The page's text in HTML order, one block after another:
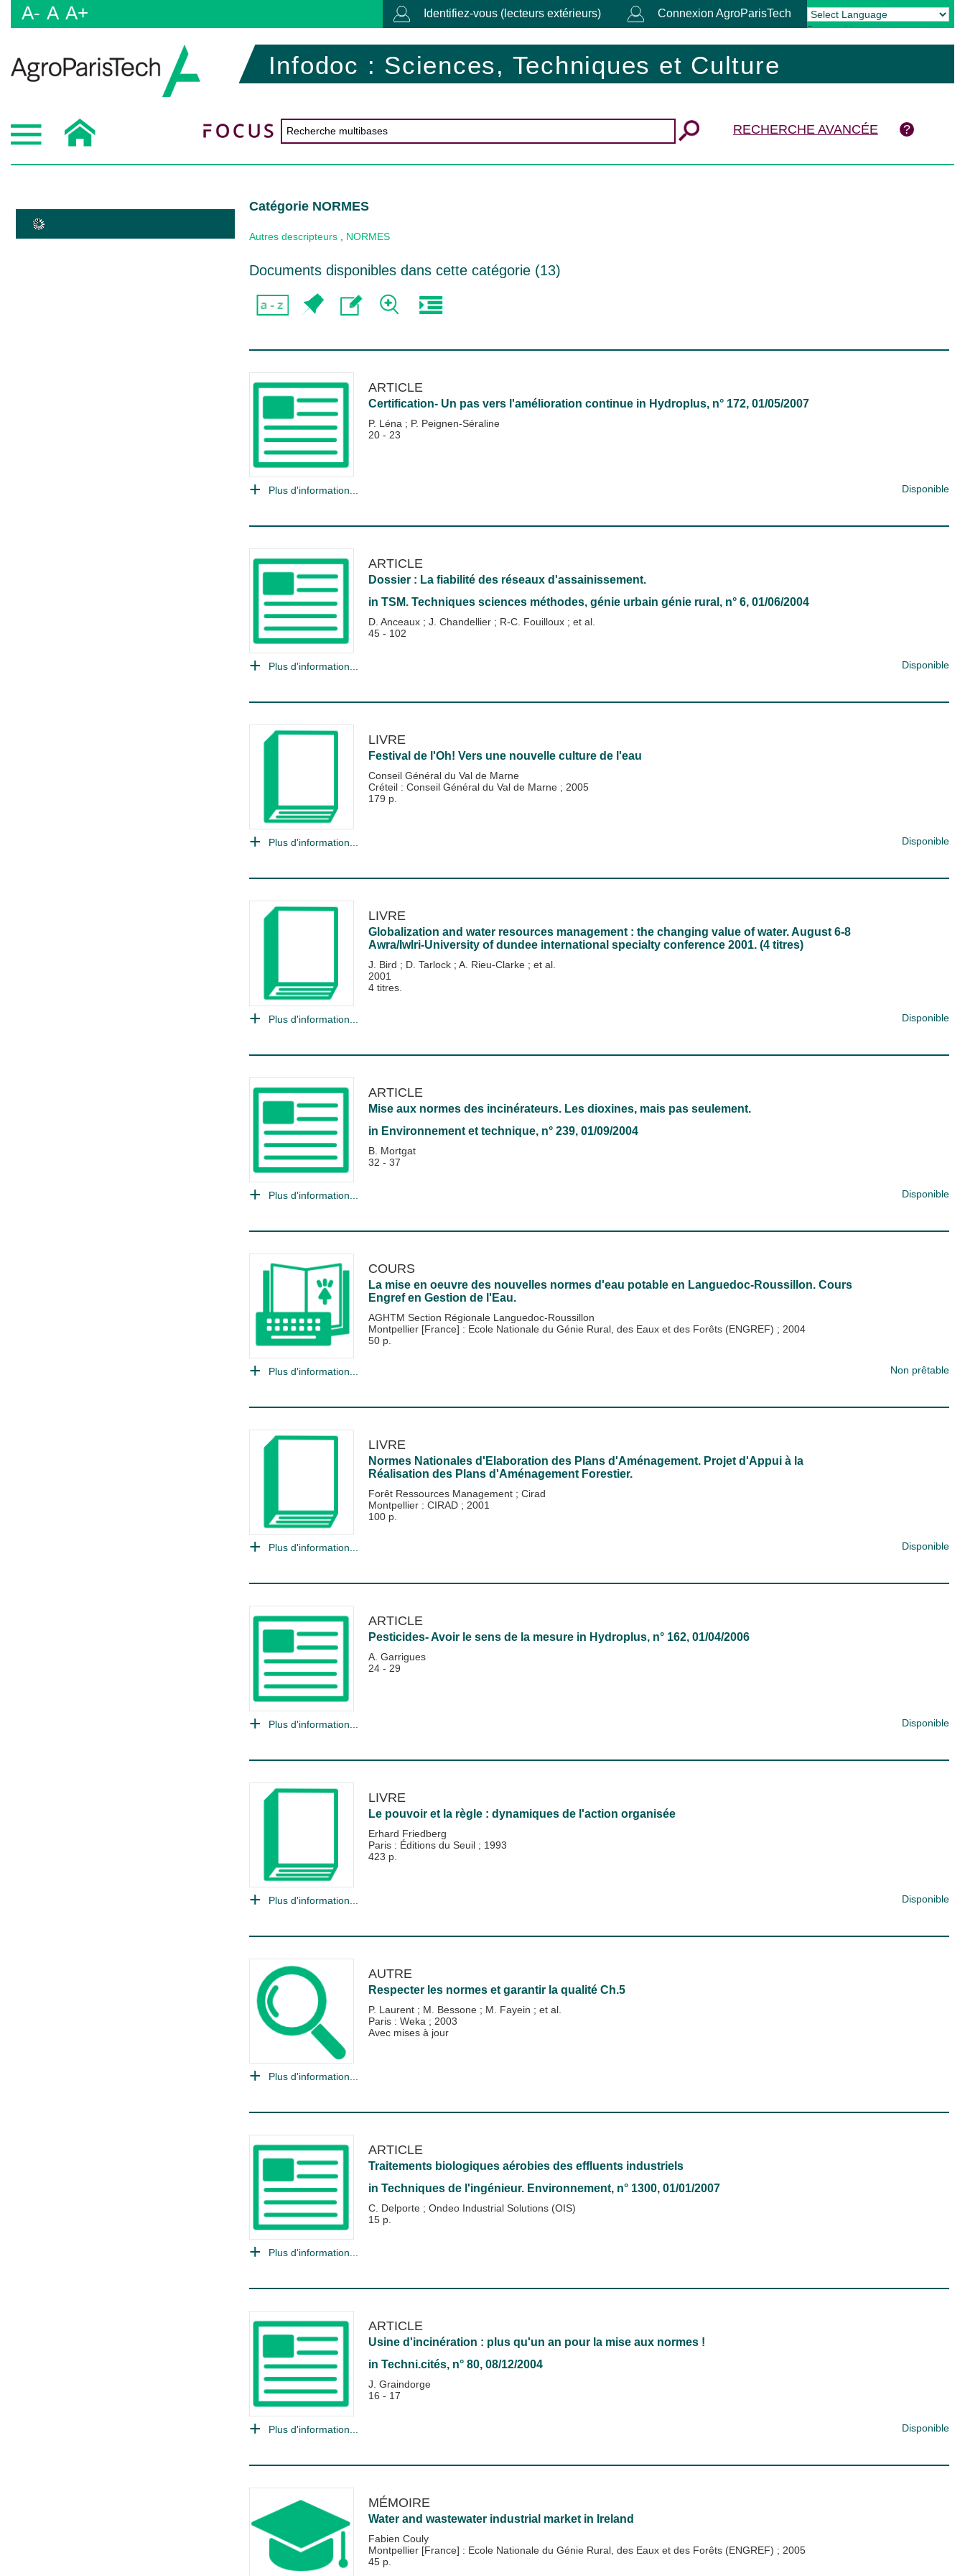
A- A A+ Identifiez-vous (lecteurs extérieurs) Connexion AgroParisTech
Powered by Translate
Infodoc : Sciences, Techniques et Culture
RECHERCHE AVANCÉE
Catégorie NORMES
Autres descripteurs NORMES
Documents disponibles dans cette catégorie (13)
ARTICLE
Certification- Un pas vers l'amélioration continue in Hydroplus, n° 172, 01/05/2007
P. Léna ; P. Peignen-Séraline
20 - 23
Plus d'information... Disponible
ARTICLE
Dossier : La fiabilité des réseaux d'assainissement.
in TSM. Techniques sciences méthodes, génie urbain génie rural , n° 6, 01/06/2004
D. Anceaux ; J. Chandellier ; R-C. Fouilloux ; et al.
45 - 102
Plus d'information... Disponible
LIVRE
Festival de l'Oh! Vers une nouvelle culture de l'eau
Conseil Général du Val de Marne
Créteil : Conseil Général du Val de Marne ; 2005
179 p.
Plus d'information... Disponible
LIVRE
Globalization and water resources management : the changing value of water. August 6-8
Awra/Iwlri-University of dundee international specialty conference 2001. (4 titres)
J. Bird ; D. Tarlock ; A. Rieu-Clarke ; et al.
2001
4 titres.
Plus d'information... Disponible
ARTICLE
Mise aux normes des incinérateurs. Les dioxines, mais pas seulement.
in Environnement et technique, n° 239, 01/09/2004
B. Mortgat
32 - 37
Plus d'information... Disponible
COURS
La mise en oeuvre des nouvelles normes d'eau potable en Languedoc-Roussillon. Cours
Engref en Gestion de l'Eau.
AGHTM Section Régionale Languedoc-Roussillon
Montpellier [France] : Ecole Nationale du Génie Rural, des Eaux et des Forêts (ENGREF) ; 2004
50 p.
Plus d'information... Non prêtable
LIVRE
Normes Nationales d'Elaboration des Plans d'Aménagement. Projet d'Appui à la
Réalisation des Plans d'Aménagement Forestier.
Forêt Ressources Management ; Cirad
Montpellier : CIRAD ; 2001
100 p.
Plus d'information... Disponible
ARTICLE
Pesticides- Avoir le sens de la mesure in Hydroplus, n° 162, 01/04/2006
A. Garrigues
24 - 29
Plus d'information... Disponible
LIVRE
Le pouvoir et la règle : dynamiques de l'action organisée
Erhard Friedberg
Paris : Éditions du Seuil ; 1993
423 p.
Plus d'information... Disponible
AUTRE
Respecter les normes et garantir la qualité Ch.5
P. Laurent ; M. Bessone ; M. Fayein ; et al.
Paris : Weka ; 2003
Avec mises à jour
Plus d'information...
ARTICLE
Traitements biologiques aérobies des effluents industriels
in Techniques de l'ingénieur. Environnement, n° 1300, 01/01/2007
C. Delporte ; Ondeo Industrial Solutions (OIS)
15 p.
Plus d'information...
ARTICLE
Usine d'incinération : plus qu'un an pour la mise aux normes !
in Techni.cités, n° 80, 08/12/2004
J. Graindorge
16 - 17
Plus d'information... Disponible
MÉMOIRE
Water and wastewater industrial market in Ireland
Fabien Couly
Montpellier [France] : Ecole Nationale du Génie Rural, des Eaux et des Forêts (ENGREF) ; 2005
45 p.